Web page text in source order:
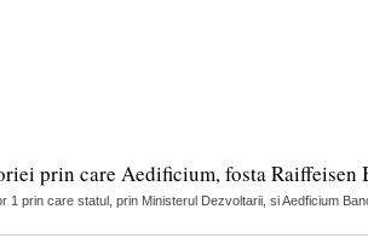
prin care Aedificium, fosta
1 prin care statul, prin Ministerul Dezvoltarii, si Aedficium